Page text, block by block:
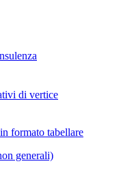
di vertice
formato tabellare
generali)